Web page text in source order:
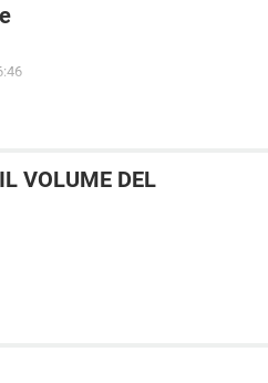
VOLUME DEL